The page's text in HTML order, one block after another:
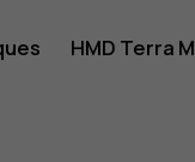
HMD Terra M